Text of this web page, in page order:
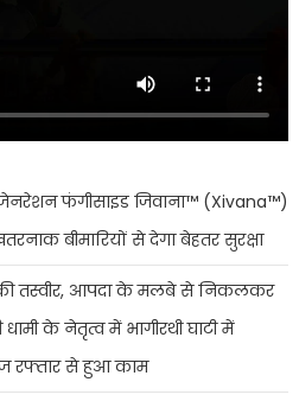
फंगीसाइड जिवाना™️ (Xivana™️)
बीमारियों से देगा बेहतर सुरक्षा
तस्वीर, आपदा के मलबे से निकलकर
धामी के नेतृत्व में भागीरथी घाटी में
रफ्तार से हुआ काम